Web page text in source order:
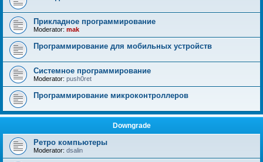
Прикладное программирование
Moderator: mak
Программирование для мобильных устройств
Системное программирование
Moderator: push0ret
Программирование микроконтроллеров
Downgrade
Ретро компьютеры
Moderator: dsalin